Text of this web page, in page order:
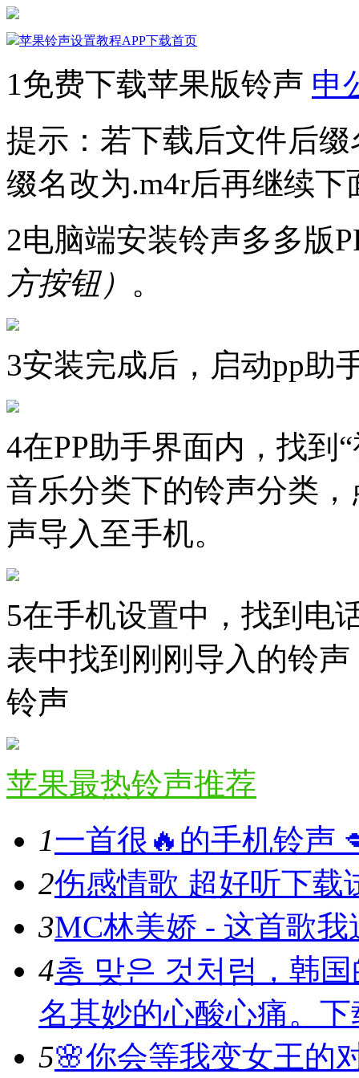
苹果铃声设置教程APP下载首页
1免费下载苹果版铃声 申
提示：若下载后文件后缀
缀名改为.m4r后再继续下
2电脑端安装铃声多多版
方按钮） 。
3安装完成后，启动pp助
4在PP助手界面内，找到
音乐分类下的铃声分类
声导入至手机。
5在手机设置中，找到电
表中找到刚刚导入的铃
铃声
苹果最热铃声推荐
1一首很🔥的手机铃声
2伤感情歌 超好听下载
3MC林美娇 - 这首歌我
4총 맞은 것처럼，韩
名其妙的心酸心痛。 下
5🌸你会等我变女王的